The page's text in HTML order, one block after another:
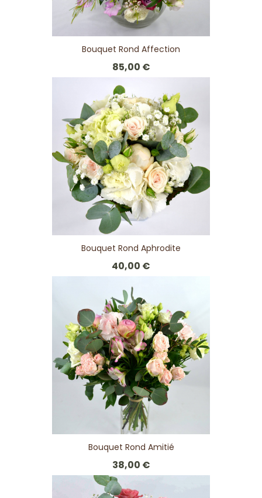
Bouquet Rond Affection
85,00 €
Bouquet Rond Aphrodite
40,00 €
Bouquet Rond Amitié
38,00 €